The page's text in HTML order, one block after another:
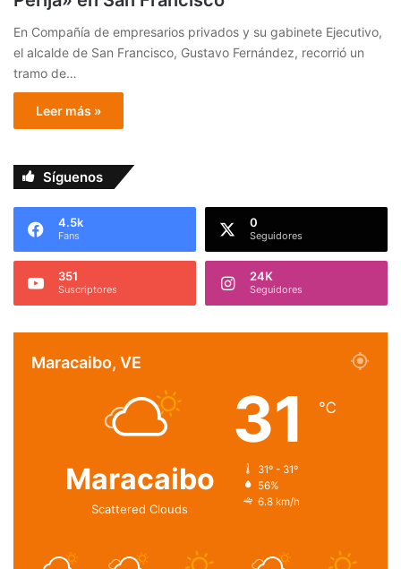
En Compañía de empresarios privados y su gabinete Ejecutivo,
el alcalde de San Francisco, Gustavo Fernández, recorrió un
tramo de…
Leer más »
Síguenos
4.5k
Fans
0
Seguidores
351
Suscriptores
24K
Seguidores
Maracaibo, VE
Maracaibo
Scattered Clouds
31 ℃
31º - 31º
56%
6.8 km/h